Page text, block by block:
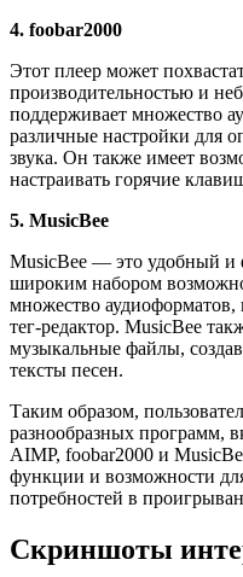
4. foobar2000
Этот плеер может
производительностью и
поддерживает множество
различные настройки для
звука. Он также имеет
настраивать горячие
5. MusicBee
MusicBee — это удобный и
широким набором
множество аудиоформатов,
тег-редактор. MusicBee
музыкальные файлы,
тексты песен.
Таким образом,
разнообразных программ,
AIMP, foobar2000 и
функции и возможности
потребностей в
Скриншоты